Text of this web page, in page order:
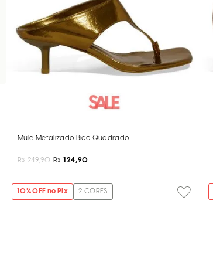
Mule Metalizado Bico Quadrado Bronze
R$ 249,90 R$ 124,90
10% OFF no Pix 2 CORES